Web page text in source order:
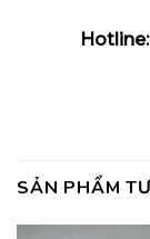
SẢN PHẨM